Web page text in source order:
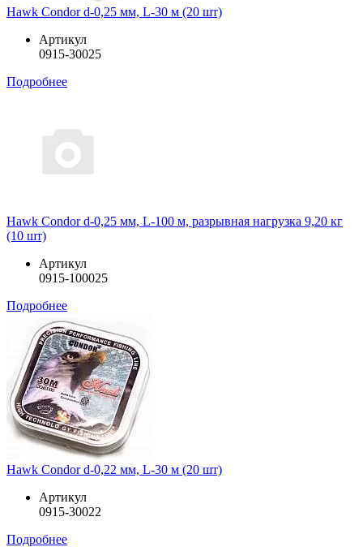
Hawk Condor d-0,25 мм, L-30 м (20 шт)
Артикул
0915-30025
Подробнее
Hawk Condor d-0,25 мм, L-100 м, разрывная нагрузка 9,20 кг
(10 шт)
Артикул
0915-100025
Подробнее
Hawk Condor d-0,22 мм, L-30 м (20 шт)
Артикул
0915-30022
Подробнее